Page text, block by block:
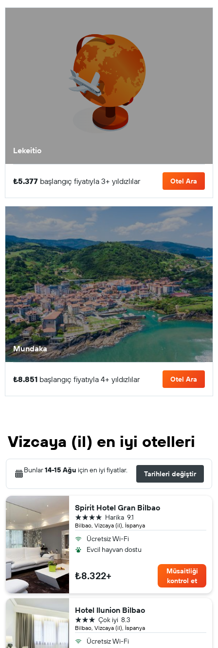
Lekeitio
₺5.377 başlangıç fiyatıyla 3+ yıldızlılar Otel Ara
Mundaka
₺8.851 başlangıç fiyatıyla 4+ yıldızlılar Otel Ara
Vizcaya (il) en iyi otelleri
Bunlar14-15 Ağu için en iyi fiyatlar. Tarihleri değiştir
Spirit Hotel Gran Bilbao
Bilbao, Vizcaya (il), İspanya
9.1
Harika
4 yıldız
Ücretsiz Wi-Fi
Evcil hayvan dostu
₺8.322+
Müsaitliği
kontrol et
Hotel Ilunion Bilbao
Bilbao, Vizcaya (il), İspanya
8.3
Çok iyi
3 yıldız
Ücretsiz Wi-Fi